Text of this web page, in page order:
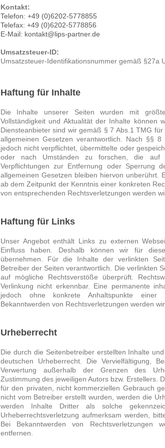
Kontakt:
Telefon: +49 (0)6202-5778855
Telefax: +49 (0)6202-5778856
E-Mail: kontakt@lips-partner.de
Umsatzsteuer-ID:
Umsatzsteuer-Identifikationsnummer gemäß §27a
Haftung für Inhalte
Die Inhalte unserer Seiten wurden mit
Vollständigkeit und Aktualität der Inhalte können
Diensteanbieter sind wir gemäß § 7 Abs.1 TMG
allgemeinen Gesetzen verantwortlich. Nach §§
jedoch nicht verpflichtet, übermittelte oder
oder nach Umständen zu forschen, die auf
Verpflichtungen zur Entfernung oder Sperrung
allgemeinen Gesetzen bleiben hiervon unberührt.
ab dem Zeitpunkt der Kenntnis einer konkreten
von entsprechenden Rechtsverletzungen werden
Haftung für Links
Unser Angebot enthält Links zu externen
Einfluss haben. Deshalb können wir für
übernehmen. Für die Inhalte der verlinkten
Betreiber der Seiten verantwortlich. Die verlinkten
auf mögliche Rechtsverstöße überprüft.
Verlinkung nicht erkennbar. Eine permanente
jedoch ohne konkrete Anhaltspunkte einer
Bekanntwerden von Rechtsverletzungen werden
Urheberrecht
Die durch die Seitenbetreiber erstellten Inhalte
deutschen Urheberrecht. Die Vervielfältigung,
Verwertung außerhalb der Grenzen des
Zustimmung des jeweiligen Autors bzw. Erstellers.
für den privaten, nicht kommerziellen Gebrauch
nicht vom Betreiber erstellt wurden, werden die
werden Inhalte Dritter als solche
Urheberrechtsverletzung aufmerksam werden,
Bei Bekanntwerden von Rechtsverletzungen
entfernen.